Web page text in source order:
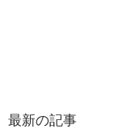
最新の記事